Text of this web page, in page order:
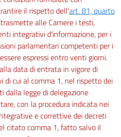
il rispetto dell'art. 81, quarto
alle Camere i testi,
integrativi d'informazione, per i
parlamentari competenti per i
espressi entro venti giorni.
data di entrata in vigore di
di cui al comma 1, nel rispetto dei
dalla legge di delegazione
con la procedura indicata nei
e correttive dei decreti
citato comma 1, fatto salvo il